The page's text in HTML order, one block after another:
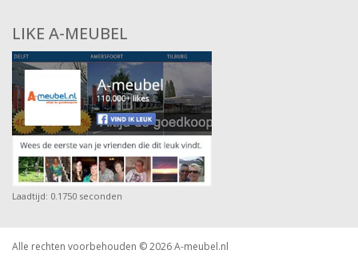
LIKE A-MEUBEL
Laadtijd: 0.1750 seconden
Alle rechten voorbehouden © 2026A-meubel.nl